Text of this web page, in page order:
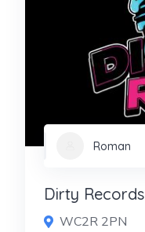
Roman
Dirty Records
WC2R 2PN